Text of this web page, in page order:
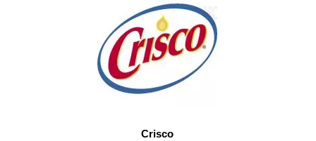
Crisco